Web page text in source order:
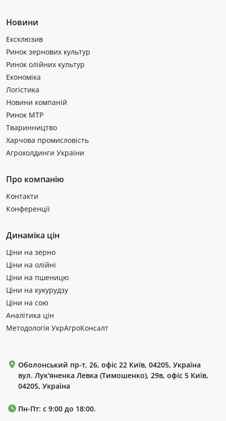
Новини
Ексклюзив
Ринок зернових культур
Ринок олійних культур
Економіка
Логістика
Новини компаній
Ринок МТР
Тваринництво
Харчова промисловість
Агрохолдинги України
Про компанію
Контакти
Конференції
Динаміка цін
Ціни на зерно
Ціни на олійні
Ціни на пшеницю
Ціни на кукурудзу
Ціни на сою
Аналітика цін
Методологія УкрАгроКонсалт
Оболонський пр-т, 26, офіс 22 Київ, 04205, Україна
вул. Лук'яненка Левка (Тимошенко), 29в, офіс 5 Київ,
04205, Україна
Пн-Пт: с 9:00 до 18:00.